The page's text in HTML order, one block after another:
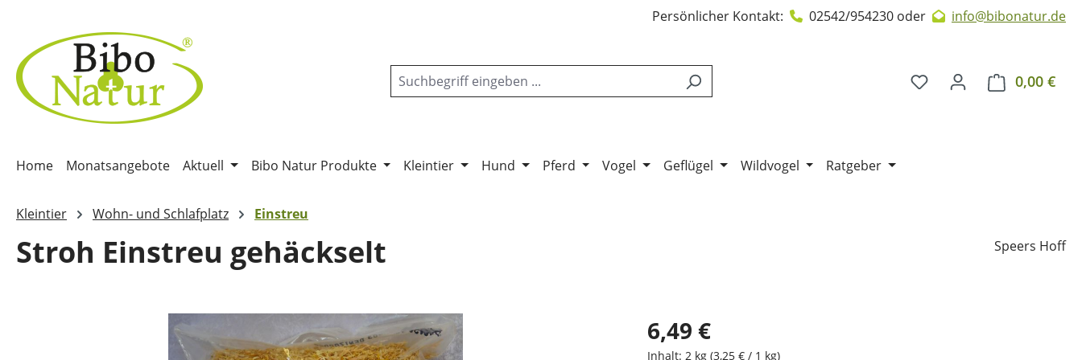
Persönlicher Kontakt: 02542/954230 oder info@bibonatur.de
0,00 €
Home Monatsangebote Aktuell Bibo Natur Produkte Kleintier Hund Pferd Vogel Geflügel Wildvogel Ratgeber
Kleintier Wohn- und Schlafplatz Einstreu
Stroh Einstreu gehäckselt Speers Hoff
Bildergalerie überspringen 6,49 €
Inhalt: 2 kg (3,25 € / 1 kg)